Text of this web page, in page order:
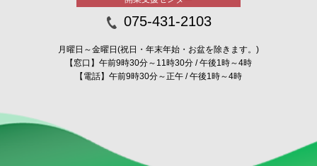
075-431-2103
月曜日～金曜日(祝日・年末年始・お盆を除きます。)
【窓口】午前9時30分～11時30分 / 午後1時～4時
【電話】午前9時30分～正午 / 午後1時～4時